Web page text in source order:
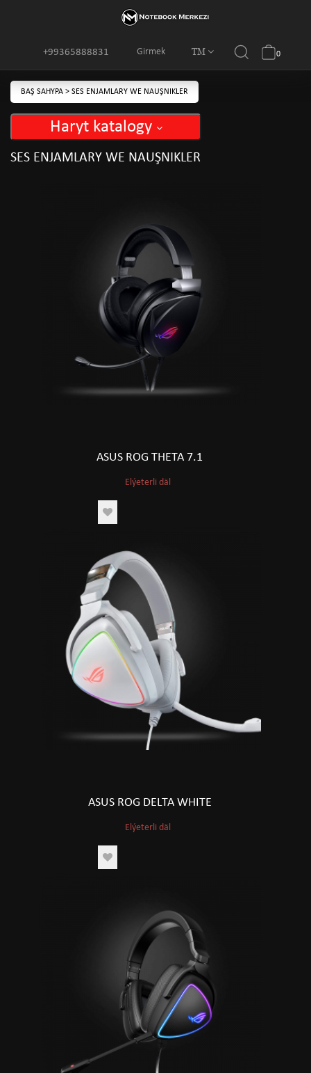
Girmek TM
+99365888831 0
BAŞ SAHYPA > SES ENJAMLARY WE NAUŞNIKLER
Haryt katalogy
SES ENJAMLARY WE NAUŞNIKLER
ASUS ROG THETA 7.1
Elýeterli däl
ASUS ROG DELTA WHITE
Elýeterli däl